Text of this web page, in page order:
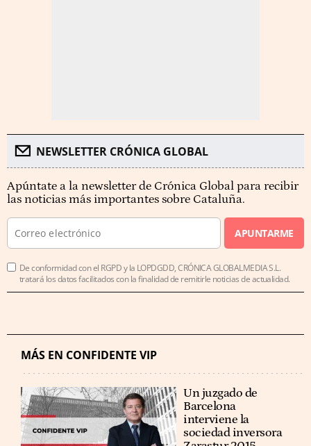
NEWSLETTER CRÓNICA GLOBAL
Apúntate a la newsletter de Crónica Global para recibir
las noticias más importantes sobre Cataluña.
APUNTARME
De conformidad con el RGPD y la LOPDGDD, CRÓNICA GLOBALMEDIA S.L.
tratará los datos facilitados con la finalidad de remitirle noticias de actualidad.
MÁS EN CONFIDENTE VIP
Un juzgado de
Barcelona
interviene la
sociedad inversora